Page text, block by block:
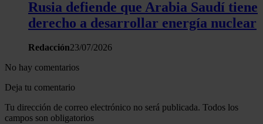
Rusia defiende que Arabia Saudí tiene
derecho a desarrollar energía nuclear
Redacción23/07/2026
No hay comentarios
Deja tu comentario
Tu dirección de correo electrónico no será publicada. Todos los
campos son obligatorios